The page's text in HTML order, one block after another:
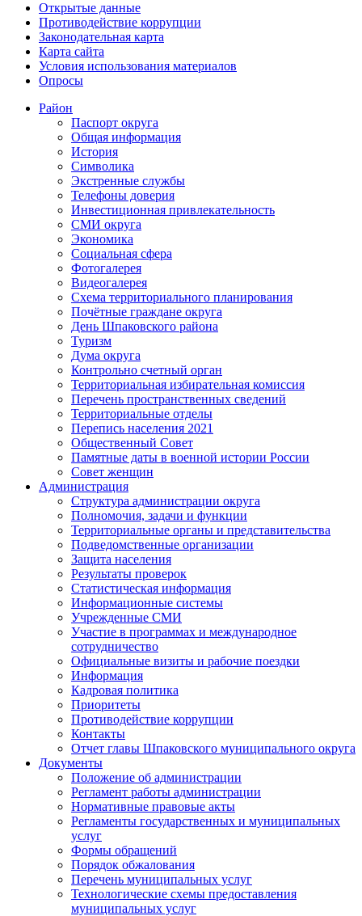
Открытые данные
Противодействие коррупции
Законодательная карта
Карта сайта
Условия использования материалов
Опросы
Район
Паспорт округа
Общая информация
История
Символика
Экстренные службы
Телефоны доверия
Инвестиционная привлекательность
СМИ округа
Экономика
Социальная сфера
Фотогалерея
Видеогалерея
Схема территориального планирования
Почётные граждане округа
День Шпаковского района
Туризм
Дума округа
Контрольно счетный орган
Территориальная избирательная комиссия
Перечень пространственных сведений
Территориальные отделы
Перепись населения 2021
Общественный Совет
Памятные даты в военной истории России
Совет женщин
Администрация
Структура администрации округа
Полномочия, задачи и функции
Территориальные органы и представительства
Подведомственные организации
Защита населения
Результаты проверок
Статистическая информация
Информационные системы
Учрежденные СМИ
Участие в программах и международное
сотрудничество
Официальные визиты и рабочие поездки
Информация
Кадровая политика
Приоритеты
Противодействие коррупции
Контакты
Отчет главы Шпаковского муниципального округа
Документы
Положение об администрации
Регламент работы администрации
Нормативные правовые акты
Регламенты государственных и муниципальных
услуг
Формы обращений
Порядок обжалования
Перечень муниципальных услуг
Технологические схемы предоставления
муниципальных услуг